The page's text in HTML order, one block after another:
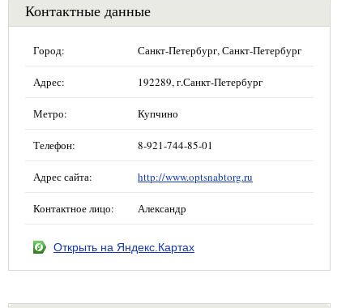
Контактные данные
Город: Санкт-Петербург, Санкт-Петербург
Адрес: 192289, г.Санкт-Петербург
Метро: Купчино
Телефон: 8-921-744-85-01
Адрес сайта: http://www.optsnabtorg.ru
Контактное лицо: Александр
Открыть на Яндекс.Картах